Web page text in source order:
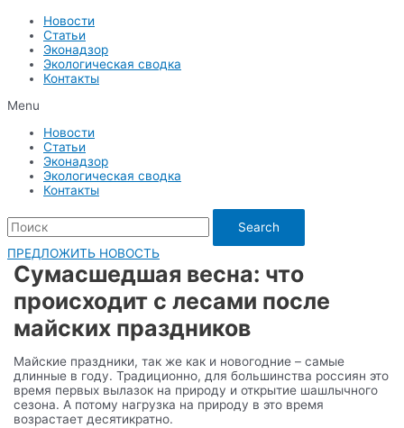
Новости
Статьи
Эконадзор
Экологическая сводка
Контакты
Menu
Новости
Статьи
Эконадзор
Экологическая сводка
Контакты
Search
ПРЕДЛОЖИТЬ НОВОСТЬ
Сумасшедшая весна: что
происходит с лесами после
майских праздников
Майские праздники, так же как и новогодние – самые
длинные в году. Традиционно, для большинства россиян это
время первых вылазок на природу и открытие шашлычного
сезона. А потому нагрузка на природу в это время
возрастает десятикратно.